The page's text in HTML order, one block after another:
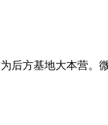
方基地大本营。微